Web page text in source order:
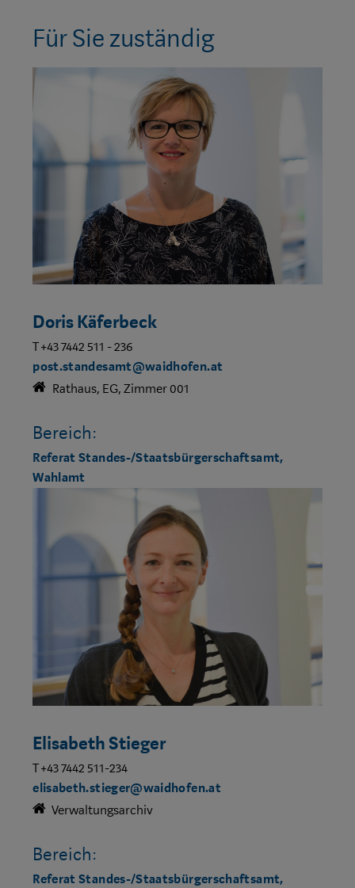
Für Sie zuständig
Doris Käferbeck
T +43 7442 511 - 236
post.standesamt@waidhofen.at
Rathaus, EG, Zimmer 001
Bereich:
Referat Standes-/Staatsbürgerschaftsamt,
Wahlamt
Elisabeth Stieger
T +43 7442 511-234
elisabeth.stieger@waidhofen.at
Verwaltungsarchiv
Bereich:
Referat Standes-/Staatsbürgerschaftsamt,